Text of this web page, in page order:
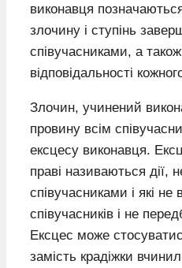
виконавця
злочину і ступінь
співучасниками, а
відповідальності
Злочин, учинений
провину всім
ексцесу виконавця.
праві називаються дії,
співучасниками і які
співучасників і не
Ексцес може
замість крадіжки